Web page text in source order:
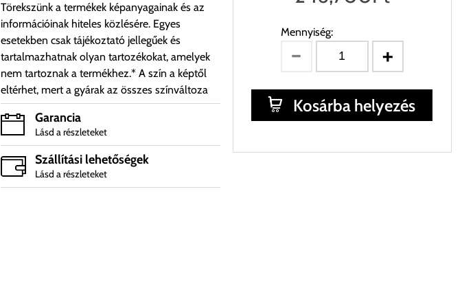
Törekszünk a termékek képanyagainak és az
információinak hiteles közlésére. Egyes
esetekben csak tájékoztató jellegűek és
tartalmazhatnak olyan tartozékokat, amelyek
nem tartoznak a termékhez.* A szín a képtől
eltérhet, mert a gyárak az összes színváltoza
Garancia
Lásd a részleteket
Szállítási lehetőségek
Lásd a részleteket
Mennyiség:
Kosárba helyezés